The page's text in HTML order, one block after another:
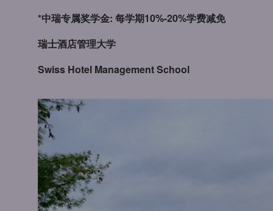
*中瑞专属奖学金: 每学期10%-20%学费减免
瑞士酒店管理大学
Swiss Hotel Management School